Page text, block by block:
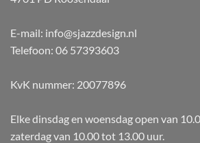
E-mail: info@sjazzdesign.nl
Telefoon: 06 57393603
KvK nummer: 20077896
Elke dinsdag en woensdag open van
zaterdag van 10.00 tot 13.00 uur.